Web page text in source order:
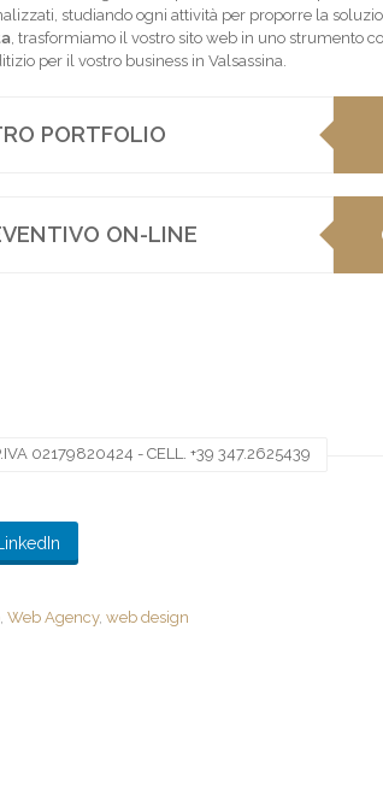
studiando ogni attività per proporre la
, trasformiamo il vostro sito web in uno strumento
per il vostro business in Valsassina.
PORTFOLIO
ON-LINE
02179820424 - CELL. +39 347.2625439
LinkedIn
Web Agency, web design